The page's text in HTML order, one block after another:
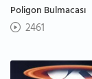
Poligon Bulmacası
2461